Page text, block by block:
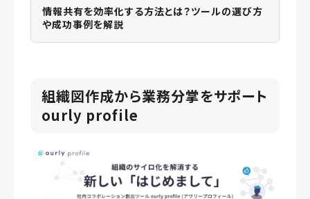
情報共有を効率化する方法とは？ツールの選び方
や成功事例を解説
組織図作成から業務分掌をサポート
ourly profile